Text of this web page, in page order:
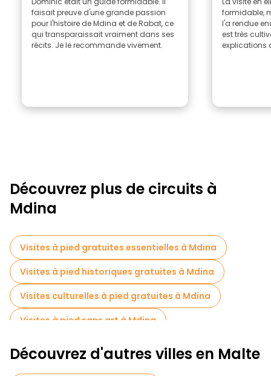
faisait preuve d'une grande passion
pour l'histoire de Mdina et de Rabat, ce
qui transparaissait vraiment dans ses
récits. Je le recommande vivement.
formidable,
l'a rendue
est très
explications
Découvrez plus de circuits à
Mdina
Visites à pied gratuites essentielles à Mdina
Visites à pied historiques gratuites à Mdina
Visites culturelles à pied gratuites à Mdina
Visites à pied sans art à Mdina
Visites à pied gratuites pour les familles à Mdina
Découvrez d'autres villes en Malte